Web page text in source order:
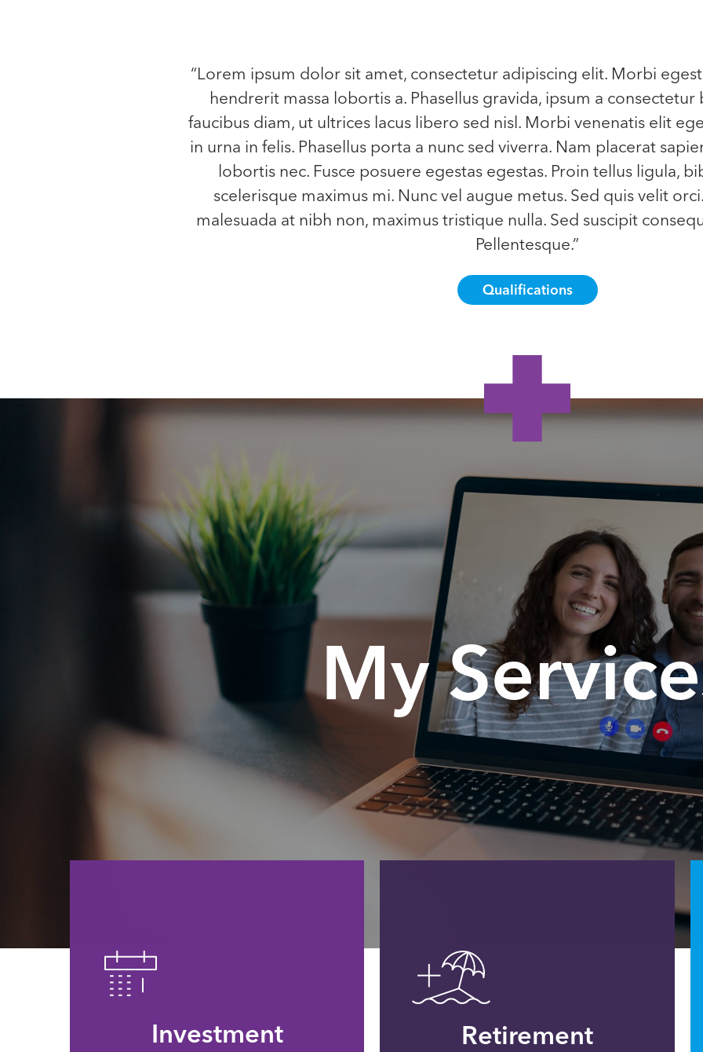
“Lorem ipsum dolor sit amet, consectetur adipiscing elit. Morbi
hendrerit massa lobortis a. Phasellus gravida, ipsum a
faucibus diam, ut ultrices lacus libero sed nisl. Morbi venenatis elit
in urna in felis. Phasellus porta a nunc sed viverra. Nam placerat
lobortis nec. Fusce posuere egestas egestas. Proin tellus ligula,
scelerisque maximus mi. Nunc vel augue metus. Sed quis velit
malesuada at nibh non, maximus tristique nulla. Sed suscipit
Pellentesque.”
Qualifications
My
Investment
Retirement